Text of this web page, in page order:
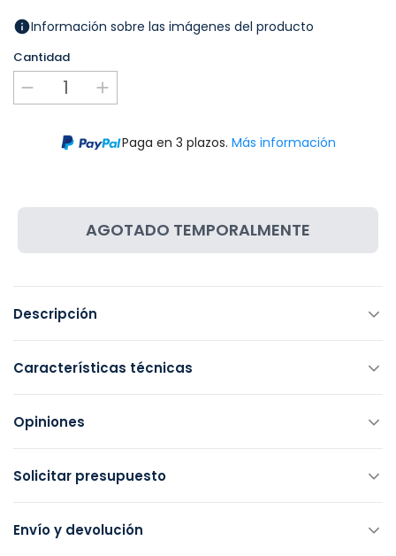
Información sobre las imágenes del producto
Cantidad
Paga en 3 plazos. Más información
AGOTADO TEMPORALMENTE
Descripción
Características técnicas
Opiniones
Solicitar presupuesto
Envío y devolución